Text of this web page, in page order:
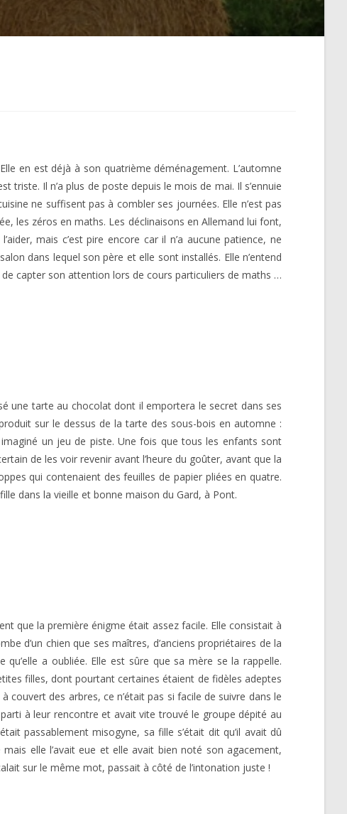
en est déjà à son quatrième déménagement. L’automne
triste. Il n’a plus de poste depuis le mois de mai. Il s’ennuie
ne suffisent pas à combler ses journées. Elle n’est pas
les zéros en maths. Les déclinaisons en Allemand lui font,
mais c’est pire encore car il n’a aucune patience, ne
dans lequel son père et elle sont installés. Elle n’entend
capter son attention lors de cours particuliers de maths …
une tarte au chocolat dont il emportera le secret dans ses
sur le dessus de la tarte des sous-bois en automne :
un jeu de piste. Une fois que tous les enfants sont
de les voir revenir avant l’heure du goûter, avant que la
qui contenaient des feuilles de papier pliées en quatre.
dans la vieille et bonne maison du Gard, à Pont.
que la première énigme était assez facile. Elle consistait à
d’un chien que ses maîtres, d’anciens propriétaires de la
a oubliée. Elle est sûre que sa mère se la rappelle.
filles, dont pourtant certaines étaient de fidèles adeptes
couvert des arbres, ce n’était pas si facile de suivre dans le
à leur rencontre et avait vite trouvé le groupe dépité au
passablement misogyne, sa fille s’était dit qu’il avait dû
elle l’avait eue et elle avait bien noté son agacement,
sur le même mot, passait à côté de l’intonation juste !